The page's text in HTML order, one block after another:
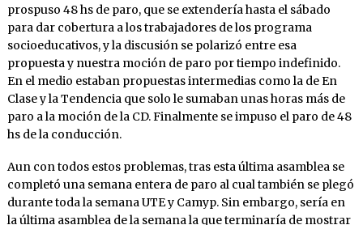
prospuso 48 hs de paro, que se extendería hasta el sábado
para dar cobertura a los trabajadores de los programa
socioeducativos, y la discusión se polarizó entre esa
propuesta y nuestra moción de paro por tiempo indefinido.
En el medio estaban propuestas intermedias como la de En
Clase y la Tendencia que solo le sumaban unas horas más de
paro a la moción de la CD. Finalmente se impuso el paro de 48
hs de la conducción.
Aun con todos estos problemas, tras esta última asamblea se
completó una semana entera de paro al cual también se plegó
durante toda la semana UTE y Camyp. Sin embargo, sería en
la última asamblea de la semana la que terminaría de mostrar